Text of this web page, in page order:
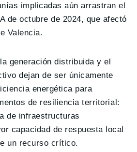
implicadas aún arrastran el
de octubre de 2024, que afectó
Valencia.
generación distribuida y el
dejan de ser únicamente
energética para
de resiliencia territorial:
de infraestructuras
capacidad de respuesta local
un recurso crítico.